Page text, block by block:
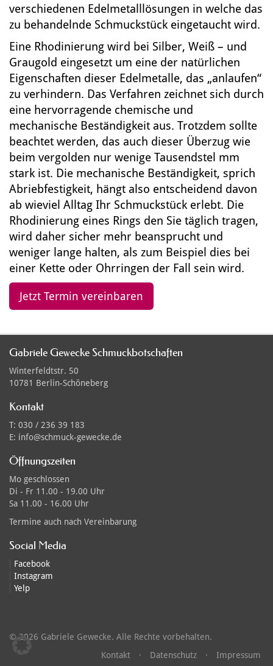
verschiedenen Edelmetalllösungen in welche das
zu behandelnde Schmuckstück eingetaucht wird.
Eine Rhodinierung wird bei Silber, Weiß – und
Graugold eingesetzt um eine der natürlichen
Eigenschaften dieser Edelmetalle, das „anlaufen“
zu verhindern. Das Verfahren zeichnet sich durch
eine hervorragende chemische und
mechanische Beständigkeit aus. Trotzdem sollte
beachtet werden, das auch dieser Überzug wie
beim vergolden nur wenige Tausendstel mm
stark ist. Die mechanische Beständigkeit, sprich
Abriebfestigkeit, hängt also entscheidend davon
ab wieviel Alltag Ihr Schmuckstück erlebt. Die
Rhodinierung eines Rings den Sie täglich tragen,
wird daher sicher mehr beansprucht und
weniger lange halten, als zum Beispiel dies bei
einer Kette oder Ohrringen der Fall sein wird.
Jetzt Termin vereinbaren
Gabriele Gewecke Schmuckbotschaften
Winterfeldtstr. 50
10781 Berlin-Schöneberg
Kontakt
T: 030 / 236 39 183
E: info@schmuck-gewecke.de
Öffnungszeiten
Mo geschlossen
Di - Fr 11.00 - 19.00 Uhr
Sa 11.00 - 16.00 Uhr
Termine auch nach Vereinbarung
Social Media
Facebook
Instagram
Yelp
© 2026 Gabriele Gewecke. Alle Rechte vorbehalten.
Kontakt
· Datenschutz · Impressum